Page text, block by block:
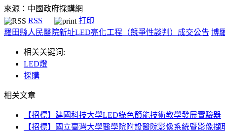
來源：中國政府採購網
RSS
打印
羅田縣人民醫院新址LED亮化工程（競爭性談判）成交公告 博
相关关键词:
LED燈
採購
相关文章
【招標】建國科技大學LED綠色節能技術教學發展實驗器
【招標】國立臺灣大學醫學院附設醫院影像系統暨影像擷